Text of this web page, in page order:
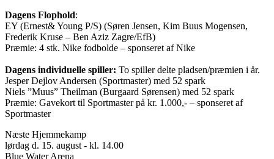
Dagens Flophold:
EY (Ernest& Young P/S) (Søren Jensen, Kim Buus Mogensen,
Frederik Kruse – Ben Aziz Zagre/EfB)
Præmie: 4 stk. Nike fodbolde – sponseret af Nike
Dagens individuelle spiller: To spiller delte pladsen/præmien i år.
Jesper Dejlov Andersen (Sportmaster) med 52 spark
Niels ”Muus” Theilman (Burgaard Sørensen) med 52 spark
Præmie: Gavekort til Sportmaster på kr. 1.000,- – sponseret af
Sportmaster
Næste Hjemmekamp
lørdag d. 15. august - kl. 14.00
Blue Water Arena